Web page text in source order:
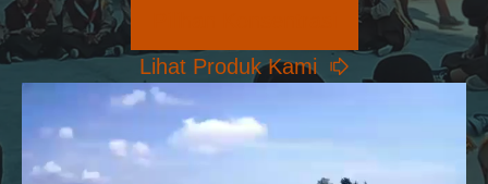
Lihat Produk Kami